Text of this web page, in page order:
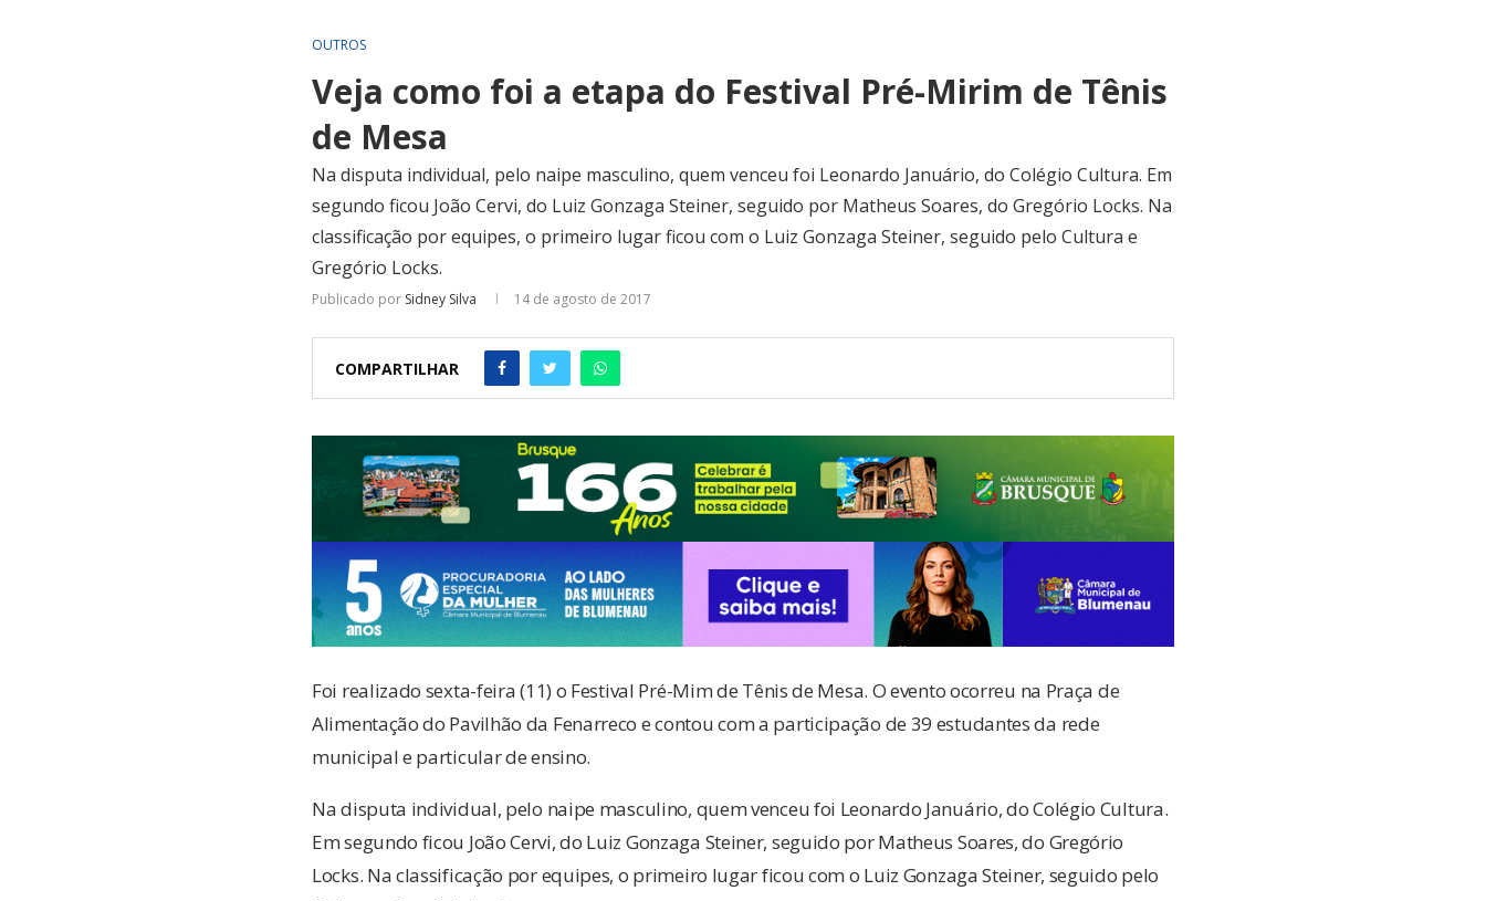
OUTROS
Veja como foi a etapa do Festival Pré-Mirim de Tênis
de Mesa
Na disputa individual, pelo naipe masculino, quem venceu foi Leonardo Januário, do Colégio Cultura. Em
segundo ficou João Cervi, do Luiz Gonzaga Steiner, seguido por Matheus Soares, do Gregório Locks. Na
classificação por equipes, o primeiro lugar ficou com o Luiz Gonzaga Steiner, seguido pelo Cultura e
Gregório Locks.
Publicado por Sidney Silva 14 de agosto de 2017
COMPARTILHAR
Foi realizado sexta-feira (11) o Festival Pré-Mim de Tênis de Mesa. O evento ocorreu na Praça de
Alimentação do Pavilhão da Fenarreco e contou com a participação de 39 estudantes da rede
municipal e particular de ensino.
Na disputa individual, pelo naipe masculino, quem venceu foi Leonardo Januário, do Colégio Cultura.
Em segundo ficou João Cervi, do Luiz Gonzaga Steiner, seguido por Matheus Soares, do Gregório
Locks. Na classificação por equipes, o primeiro lugar ficou com o Luiz Gonzaga Steiner, seguido pelo